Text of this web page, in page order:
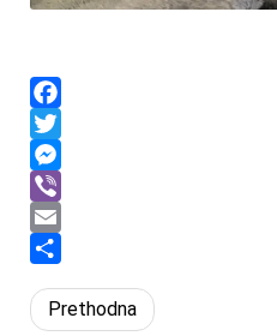
Facebook
Twitter
Messenger
Viber
Email
Prethodna